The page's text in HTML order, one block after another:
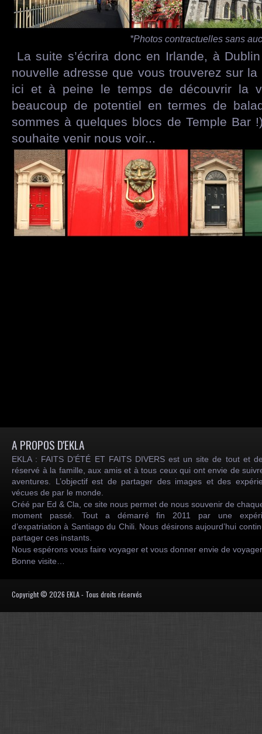
*Photos contractuelles sans
La suite s’écrira donc en Irlande, à
nouvelle adresse que vous trouverez sur
ici et à peine le temps de découvrir la
beaucoup de potentiel en termes de
sommes à quelques blocs de Temple Bar
souhaite venir nous voir...
A PROPOS D'EKLA
EKLA : FAITS D’ÉTÉ ET FAITS DIVERS est un site de tout et
réservé à la famille, aux amis et à tous ceux qui ont envie de
aventures. L’objectif est de partager des images et des
vécues de par le monde.
Créé par Ed & Cla, ce site nous permet de nous souvenir de
moment passé. Tout a démarré fin 2011 par une
d’expatriation à Santiago du Chili. Nous désirons aujourd’hui
partager ces instants.
Nous espérons vous faire voyager et vous donner envie de
Bonne visite…
Copyright © 2026 EKLA - Tous droits réservés